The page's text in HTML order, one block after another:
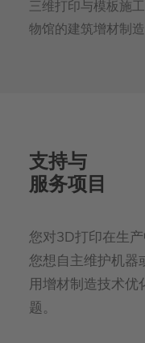
英国铸造厂Boro
合，为蒸汽机车生
支持与
服务项目
您对3D打印在生
您想自主维护机器
用增材制造技术优
题。